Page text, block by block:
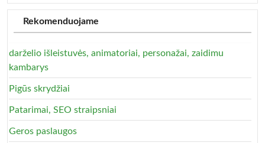
Rekomenduojame
darželio išleistuvės, animatoriai, personažai, zaidimu
kambarys
Pigūs skrydžiai
Patarimai, SEO straipsniai
Geros paslaugos